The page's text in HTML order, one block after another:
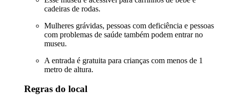
cadeiras de rodas.
Mulheres grávidas, pessoas com deficiência e pessoas
com problemas de saúde também podem entrar no
museu.
A entrada é gratuita para crianças com menos de 1
metro de altura.
Regras do local